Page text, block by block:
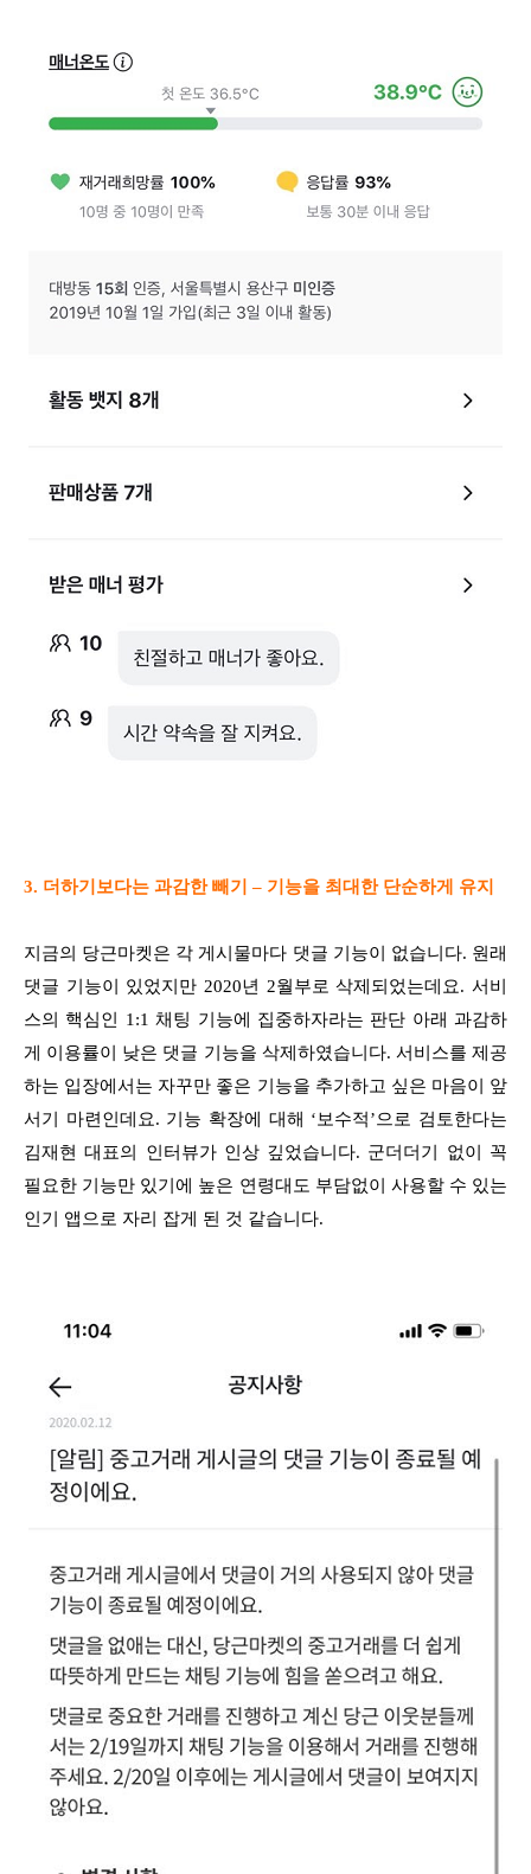
3. 더하기보다는 과감한 빼기 – 기능을 최대한 단순하게 유지
지금의 당근마켓은 각 게시물마다 댓글 기능이 없습니다. 원래
댓글 기능이 있었지만 2020년 2월부로 삭제되었는데요. 서비
스의 핵심인 1:1 채팅 기능에 집중하자라는 판단 아래 과감하
게 이용률이 낮은 댓글 기능을 삭제하였습니다. 서비스를 제공
하는 입장에서는 자꾸만 좋은 기능을 추가하고 싶은 마음이 앞
서기 마련인데요. 기능 확장에 대해 ‘보수적’으로 검토한다는
김재현 대표의 인터뷰가 인상 깊었습니다. 군더더기 없이 꼭
필요한 기능만 있기에 높은 연령대도 부담없이 사용할 수 있는
인기 앱으로 자리 잡게 된 것 같습니다.